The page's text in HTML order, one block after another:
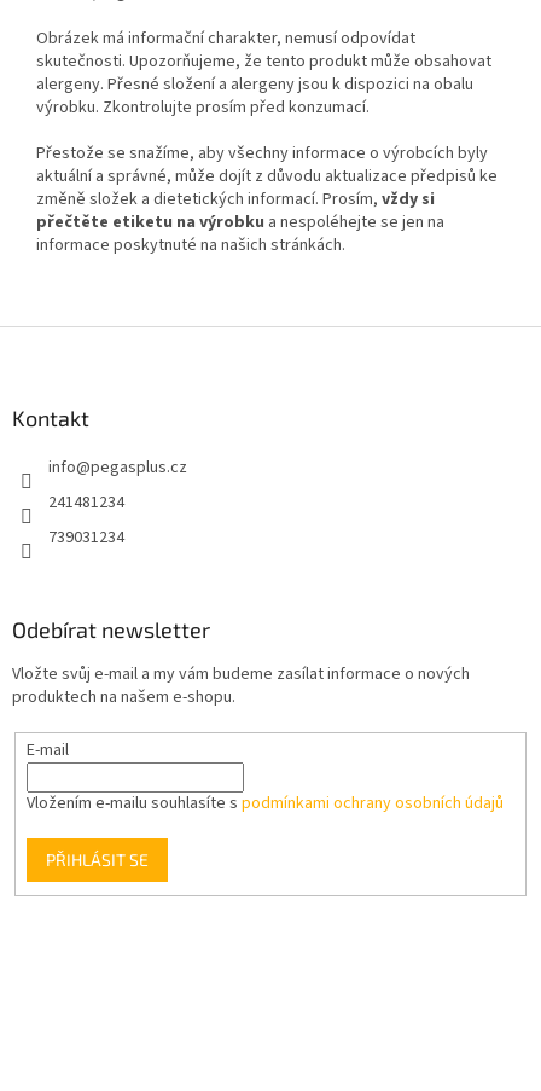
Obrázek má informační charakter, nemusí odpovídat
skutečnosti. Upozorňujeme, že tento produkt může obsahovat
alergeny. Přesné složení a alergeny jsou k dispozici na obalu
výrobku. Zkontrolujte prosím před konzumací.
Přestože se snažíme, aby všechny informace o výrobcích byly
aktuální a správné, může dojít z důvodu aktualizace předpisů ke
změně složek a dietetických informací. Prosím, vždy si
přečtěte etiketu na výrobku a nespoléhejte se jen na
informace poskytnuté na našich stránkách.
Kontakt
info@pegasplus.cz
241481234
739031234
Odebírat newsletter
Vložte svůj e-mail a my vám budeme zasílat informace o nových
produktech na našem e-shopu.
E-mail
Vložením e-mailu souhlasíte s podmínkami ochrany osobních údajů
PŘIHLÁSIT SE